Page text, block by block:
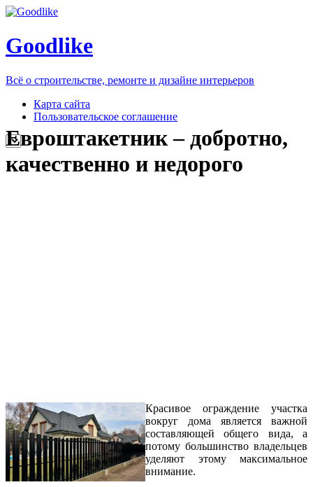
Goodlike
Всё о строительстве, ремонте и дизайне интерьеров
Карта сайта
Пользовательское соглашение
Евроштакетник – добротно,
качественно и недорого
Красивое ограждение участка
вокруг дома является важной
составляющей общего вида, а
потому большинство владельцев
уделяют этому максимальное
внимание.